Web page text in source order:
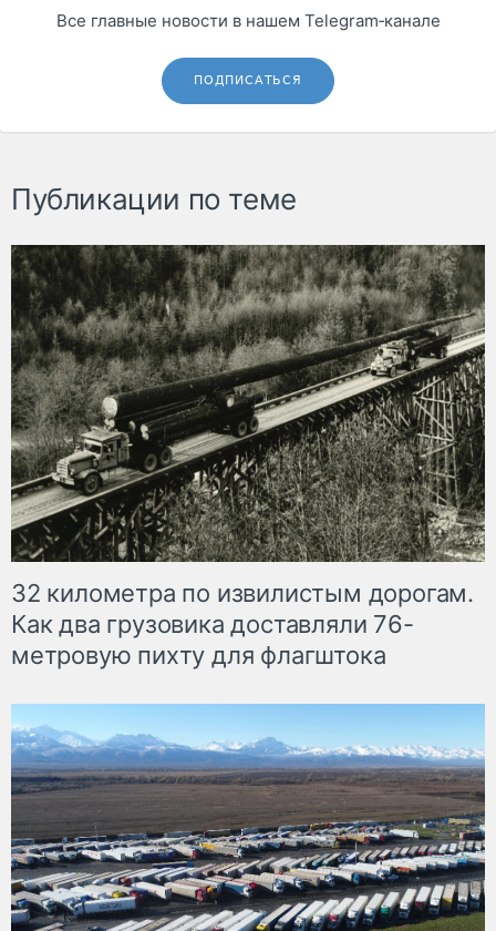
Все главные новости в нашем Telegram‑канале
ПОДПИСАТЬСЯ
Публикации по теме
32 километра по извилистым дорогам.
Как два грузовика доставляли 76-
метровую пихту для флагштока